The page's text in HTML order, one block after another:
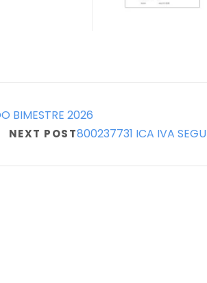
BIMESTRE 2026
NEXT POST800237731 ICA IVA